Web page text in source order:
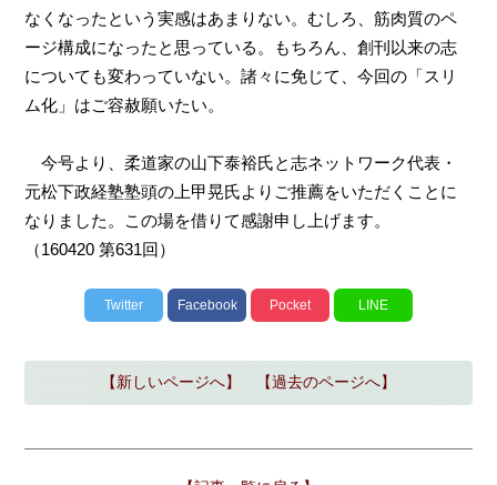
なくなったという実感はあまりない。むしろ、筋肉質のペ
ージ構成になったと思っている。もちろん、創刊以来の志
についても変わっていない。諸々に免じて、今回の「スリ
ム化」はご容赦願いたい。
今号より、柔道家の山下泰裕氏と志ネットワーク代表・
元松下政経塾塾頭の上甲晃氏よりご推薦をいただくことに
なりました。この場を借りて感謝申し上げます。
（160420 第631回）
Twitter Facebook Pocket LINE
【新しいページへ】 【過去のページへ】